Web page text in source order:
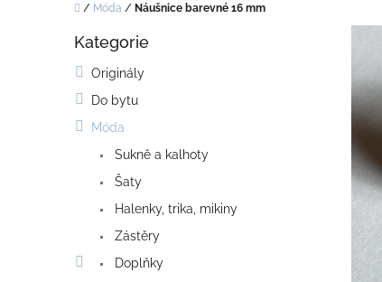
Domů
/ Móda / Náušnice barevné 16 mm
Přeskočit
Kategorie
Originály
Do bytu
Móda
Sukně a kalhoty
Šaty
Halenky, trika, mikiny
Zástěry
Doplňky